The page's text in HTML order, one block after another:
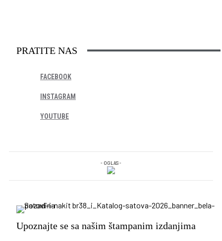
PRATITE NAS
FACEBOOK
INSTAGRAM
YOUTUBE
- OGLAS -
Upoznajte se sa našim štampanim izdanjima